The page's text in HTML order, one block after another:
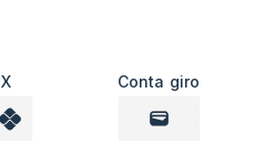
Conta giro